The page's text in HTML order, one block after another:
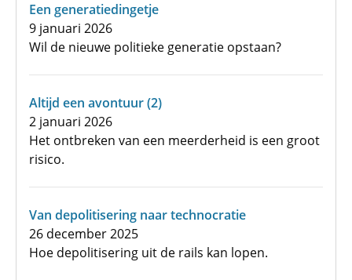
Een generatiedingetje
9 januari 2026
Wil de nieuwe politieke generatie opstaan?
Altijd een avontuur (2)
2 januari 2026
Het ontbreken van een meerderheid is een groot
risico.
Van depolitisering naar technocratie
26 december 2025
Hoe depolitisering uit de rails kan lopen.